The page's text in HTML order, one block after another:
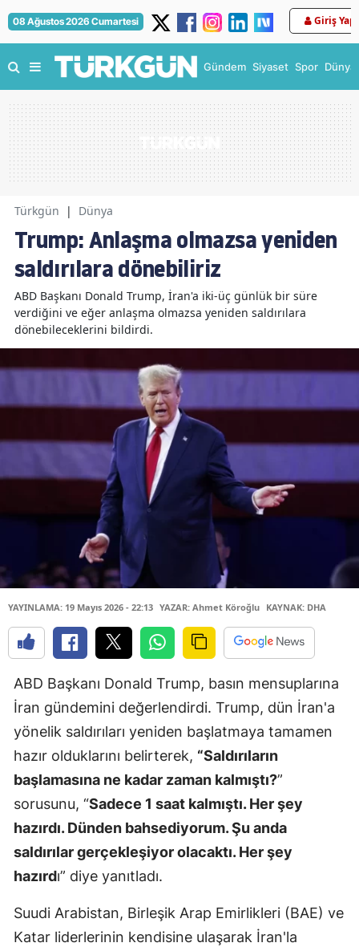
08 Ağustos 2026 Cumartesi Giriş Yap
Gündem Siyaset Spor Dünya
Türkgün | Dünya
Trump: Anlaşma olmazsa yeniden
saldırılara dönebiliriz
ABD Başkanı Donald Trump, İran'a iki-üç günlük bir süre
verdiğini ve eğer anlaşma olmazsa yeniden saldırılara
dönebileceklerini bildirdi.
YAYINLAMA: 19 Mayıs 2026 - 22:13 YAZAR: Ahmet Köroğlu KAYNAK: DHA
ABD Başkanı Donald Trump, basın mensuplarına
İran gündemini değerlendirdi. Trump, dün İran'a
yönelik saldırıları yeniden başlatmaya tamamen
hazır olduklarını belirterek, “Saldırıların
başlamasına ne kadar zaman kalmıştı?”
sorusunu, “Sadece 1 saat kalmıştı. Her şey
hazırdı. Dünden bahsediyorum. Şu anda
saldırılar gerçekleşiyor olacaktı. Her şey
hazırdı” diye yanıtladı.
Suudi Arabistan, Birleşik Arap Emirlikleri (BAE) ve
Katar liderlerinin kendisine ulaşarak İran'la